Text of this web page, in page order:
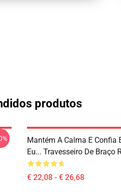
produtos
-
Mantém A Calma E Confia
Eu... Travesseiro De Braço
€ 22,08 - € 26,68